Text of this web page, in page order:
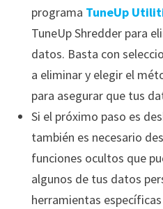
programa TuneUp
TuneUp Shredder para
datos. Basta con
a eliminar y elegir el
para asegurar que tus
Si el próximo paso es
también es necesario
funciones ocultos que
algunos de tus datos
herramientas